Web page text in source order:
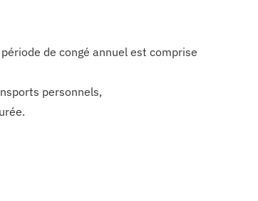
de congé annuel est comprise
personnels,